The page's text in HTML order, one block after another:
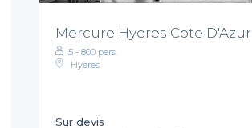
Mercure Hyeres Cote D'Azur
5 - 800 pers.
Hyères
Sur devis